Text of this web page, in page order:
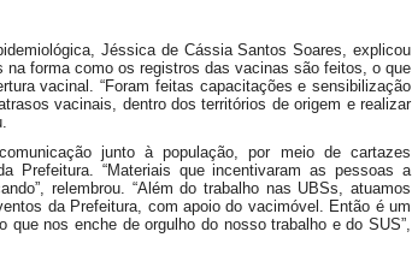
Jéssica de Cássia Santos Soares, explicou
forma como os registros das vacinas são feitos, o que
vacinal. “Foram feitas capacitações e sensibilização
vacinais, dentro dos territórios de origem e realizar
junto à população, por meio de cartazes
Prefeitura. “Materiais que incentivaram as pessoas a
relembrou. “Além do trabalho nas UBSs, atuamos
da Prefeitura, com apoio do vacimóvel. Então é um
nos enche de orgulho do nosso trabalho e do SUS”,